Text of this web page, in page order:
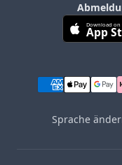
Download on
App
Sprache